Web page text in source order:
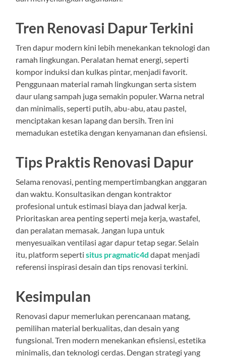
Tren Renovasi Dapur Terkini
Tren dapur modern kini lebih menekankan teknologi dan
ramah lingkungan. Peralatan hemat energi, seperti
kompor induksi dan kulkas pintar, menjadi favorit.
Penggunaan material ramah lingkungan serta sistem
daur ulang sampah juga semakin populer. Warna netral
dan minimalis, seperti putih, abu-abu, atau pastel,
menciptakan kesan lapang dan bersih. Tren ini
memadukan estetika dengan kenyamanan dan efisiensi.
Tips Praktis Renovasi Dapur
Selama renovasi, penting mempertimbangkan anggaran
dan waktu. Konsultasikan dengan kontraktor
profesional untuk estimasi biaya dan jadwal kerja.
Prioritaskan area penting seperti meja kerja, wastafel,
dan peralatan memasak. Jangan lupa untuk
menyesuaikan ventilasi agar dapur tetap segar. Selain
itu, platform sepertisitus pragmatic4d dapat menjadi
referensi inspirasi desain dan tips renovasi terkini.
Kesimpulan
Renovasi dapur memerlukan perencanaan matang,
pemilihan material berkualitas, dan desain yang
fungsional. Tren modern menekankan efisiensi, estetika
minimalis, dan teknologi cerdas. Dengan strategi yang